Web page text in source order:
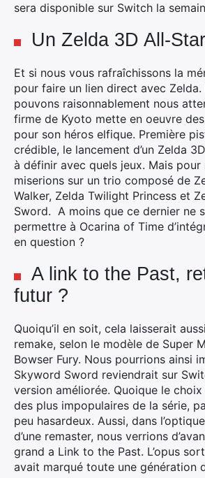
sera disponible sur Switch la
Un Zelda 3D All-
Et si nous vous rafraîchissons la
pour faire un lien direct avec
pouvons raisonnablement nous
firme de Kyoto mette en oeuvre
pour son héros elfique. Première
crédible, le lancement d’un Zelda
à définir avec quels jeux. Mais
miserions sur un trio composé de
Walker, Zelda Twilight Princess et
Sword. A moins que ce dernier ne
permettre à Ocarina of Time
en question ?
A link to the Past,
futur ?
Quoiqu’il en soit, cela laisserait
remake, selon le modèle de Super
Bowser Fury. Nous pourrions ainsi
Skyword Sword reviendrait sur
version améliorée. Quoique le choix
des plus impopulaires de la série,
peu hasardeux. Aussi, dans
d’une remaster, nous verrions
grand a Link to the Past. L’opus
avait marqué toute une génération